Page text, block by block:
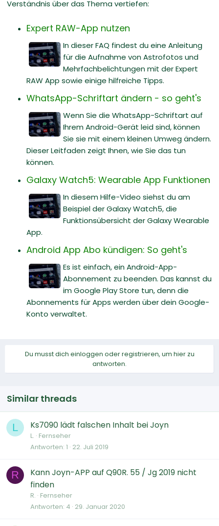
Verständnis über das Thema vertiefen:
Expert RAW-App nutzen
In dieser FAQ findest du eine Anleitung
für die Aufnahme von Astrofotos und
Mehrfachbelichtungen mit der Expert
RAW App sowie einige hilfreiche Tipps.
WhatsApp-Schriftart ändern - so geht's
Wenn Sie die WhatsApp-Schriftart auf
Ihrem Android-Gerät leid sind, können
Sie sie mit einem kleinen Umweg ändern.
Dieser Leitfaden zeigt Ihnen, wie Sie das tun
können.
Galaxy Watch5: Wearable App Funktionen
In diesem Hilfe-Video siehst du am
Beispiel der Galaxy Watch5, die
Funktionsübersicht der Galaxy Wearable
App.
Android App Abo kündigen: So geht's
Es ist einfach, ein Android-App-
Abonnement zu beenden. Das kannst du
im Google Play Store tun, denn die
Abonnements für Apps werden über dein Google-
Konto verwaltet.
Du musst dich einloggen oder registrieren, um hier zu
antworten.
Similar threads
L Ks7090 lädt falschen Inhalt bei Joyn
L. Fernseher
Antworten 1 22. Juli 2019
R
Kann Joyn-APP auf Q90R. 55 / Jg 2019 nicht
finden
R. Fernseher
Antworten 4 29. Januar 2020